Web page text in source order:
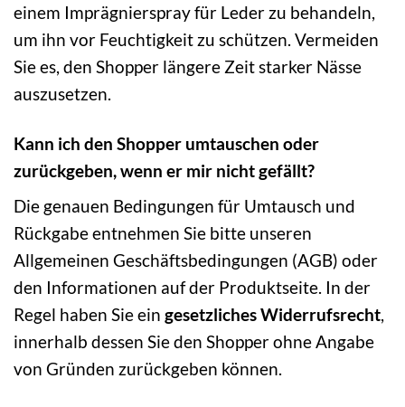
einem Imprägnierspray für Leder zu behandeln,
um ihn vor Feuchtigkeit zu schützen. Vermeiden
Sie es, den Shopper längere Zeit starker Nässe
auszusetzen.
Kann ich den Shopper umtauschen oder
zurückgeben, wenn er mir nicht gefällt?
Die genauen Bedingungen für Umtausch und
Rückgabe entnehmen Sie bitte unseren
Allgemeinen Geschäftsbedingungen (AGB) oder
den Informationen auf der Produktseite. In der
Regel haben Sie ein gesetzliches Widerrufsrecht,
innerhalb dessen Sie den Shopper ohne Angabe
von Gründen zurückgeben können.